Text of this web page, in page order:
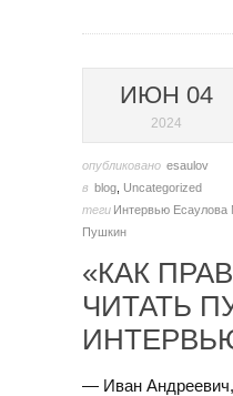
ИЮН 04
2024
опубликовано esaulov
в blog Uncategorized
теги Интервью Есаулова
Пушкин
«КАК
ЧИТАТЬ
— Иван